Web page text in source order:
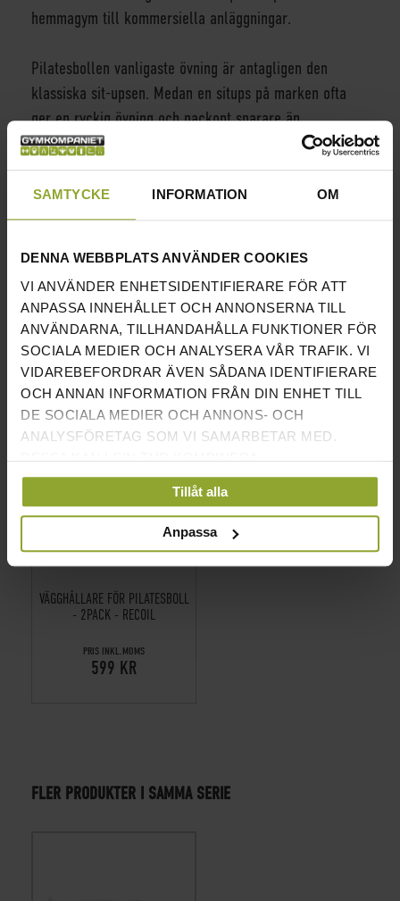
SAMTYCKE INFORMATION OM
DENNA WEBBPLATS ANVÄNDER COOKIES
VI ANVÄNDER ENHETSIDENTIFIERARE FÖR ATT
ANPASSA INNEHÅLLET OCH ANNONSERNA TILL
ANVÄNDARNA, TILLHANDAHÅLLA FUNKTIONER FÖR
SOCIALA MEDIER OCH ANALYSERA VÅR TRAFIK. VI
VIDAREBEFORDRAR ÄVEN SÅDANA IDENTIFIERARE
OCH ANNAN INFORMATION FRÅN DIN ENHET TILL
DE SOCIALA MEDIER OCH ANNONS- OCH
ANALYSFÖRETAG SOM VI SAMARBETAR MED.
DESSA KAN I SIN TUR KOMBINERA
INFORMATIONEN MED ANNAN INFORMATION SOM
DU HAR TILLHANDAHÅLLIT ELLER SOM DE HAR
SAMLAT IN NÄR DU HAR ANVÄNT DERAS
Tillåt alla
Anpassa
hemmagym till kommersiella anläggningar.
Pilatesbollen vanligaste övning är antagligen den
klassiska sit-upsen. Medan en situps på marken ofta
ger en ryckig övning och nackont snarare än
magträning så ger en situps på en pilatesboll en
mjukare rörelse och bättre kontakt med
magmuskulaturen. På samma sätt är det med
sidositups, rygglyft, etc. Pilatesbollens mjuka kurvatur
Du hittar alla våra olika modeller avgymbollar här.
VI HAR HITTAT ANDRA PRODUKTER SOM DU KANSKE
GILLAR!
VÄGGHÅLLARE FÖR PILATESBOLL
- 2PACK - RECOIL
PRIS INKL.MOMS
599 KR
FLER PRODUKTER I SAMMA SERIE